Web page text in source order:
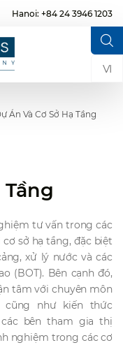
Hanoi: +84 24 3946 1203
VI
Án Và Cơ Sở Hạ Tầng
Tầng
tư vấn trong các
sở hạ tầng, đặc biệt
xử lý nước và các
(BOT). Bên cạnh đó,
tâm với chuyên môn
như kiến thức
bên tham gia thị
nghiệm trong các cơ